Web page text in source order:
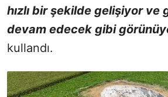
hızlı bir şekilde gelişiyor ve
devam edecek gibi
kullandı.